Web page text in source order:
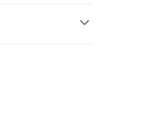
認頁面所載為準。
過，訂單將自動取